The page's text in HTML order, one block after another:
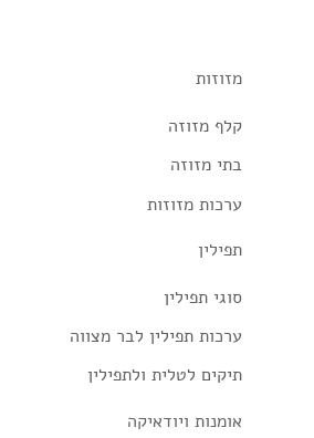
מזוזות
קלף מזוזה
בתי מזוזה
ערכות מזוזות
תפילין
סוגי תפילין
ערכות תפילין לבר מצווה
תיקים לטלית ולתפילין
אומנות ויודאיקה